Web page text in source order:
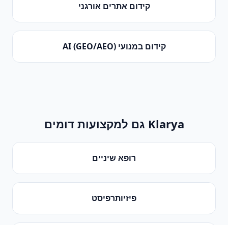
קידום אתרים אורגני
קידום במנועי AI (GEO/AEO)
Klarya גם למקצועות דומים
רופא שיניים
פיזיותרפיסט